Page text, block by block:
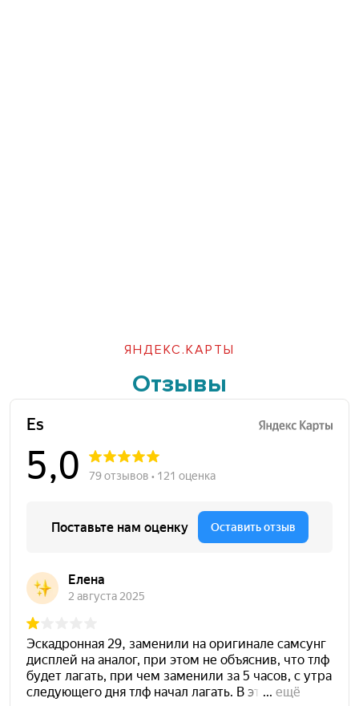
ЯНДЕКС.КАРТЫ
Отзывы